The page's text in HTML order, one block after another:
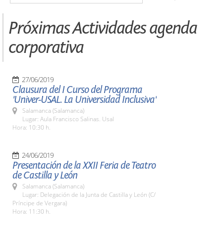
Próximas Actividades agenda
corporativa
27/06/2019
Clausura del I Curso del Programa
'Univer-USAL. La Universidad Inclusiva'
Salamanca (Salamanca)
Lugar: Aula Francisco Salinas. Usal
Hora: 10:30 h.
24/06/2019
Presentación de la XXII Feria de Teatro
de Castilla y León
Salamanca (Salamanca)
Lugar: Delegación de la Junta de Castilla y León (C/
Príncipe de Vergara)
Hora: 11:30 h.